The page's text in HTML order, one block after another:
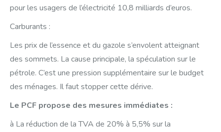
pour les usagers de l’électricité 10,8 milliards d’euros.
Carburants :
Les prix de l’essence et du gazole s’envolent atteignant
des sommets. La cause principale, la spéculation sur le
pétrole. C’est une pression supplémentaire sur le budget
des ménages. Il faut stopper cette dérive.
Le PCF propose des mesures immédiates :
à La réduction de la TVA de 20% à 5,5% sur la